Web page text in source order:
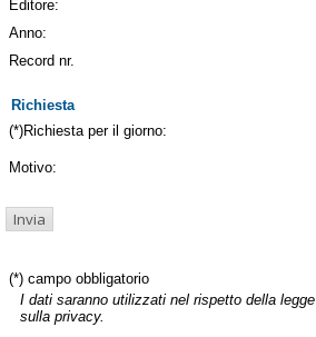
Editore:
Anno:
Record nr.
Richiesta
(*)Richiesta per il giorno:
Motivo:
(*) campo obbligatorio
I dati saranno utilizzati nel rispetto della legge
sulla privacy.